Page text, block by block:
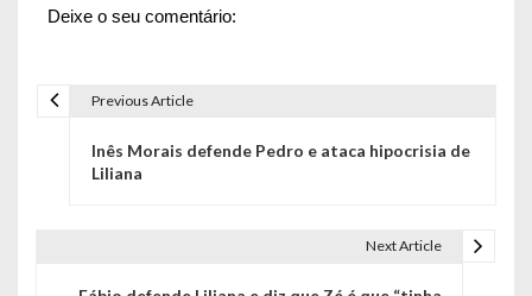
Deixe o seu comentário:
Previous Article
Inês Morais defende Pedro e ataca hipocrisia de
Liliana
Next Article